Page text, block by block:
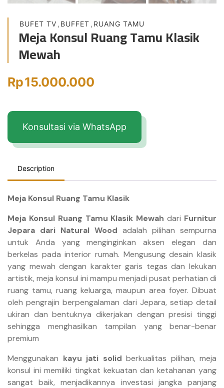
BUFET TV , BUFFET , RUANG TAMU
Meja Konsul Ruang Tamu Klasik
Mewah
Rp15.000.000
Konsultasi via WhatsApp
Description
Meja Konsul Ruang Tamu Klasik
Meja Konsul Ruang Tamu Klasik Mewah dari Furnitur
Jepara dari Natural Wood adalah pilihan sempurna
untuk Anda yang menginginkan aksen elegan dan
berkelas pada interior rumah. Mengusung desain klasik
yang mewah dengan karakter garis tegas dan lekukan
artistik, meja konsul ini mampu menjadi pusat perhatian di
ruang tamu, ruang keluarga, maupun area foyer. Dibuat
oleh pengrajin berpengalaman dari Jepara, setiap detail
ukiran dan bentuknya dikerjakan dengan presisi tinggi
sehingga menghasilkan tampilan yang benar-benar
premium
Menggunakan kayu jati solid berkualitas pilihan, meja
konsul ini memiliki tingkat kekuatan dan ketahanan yang
sangat baik, menjadikannya investasi jangka panjang